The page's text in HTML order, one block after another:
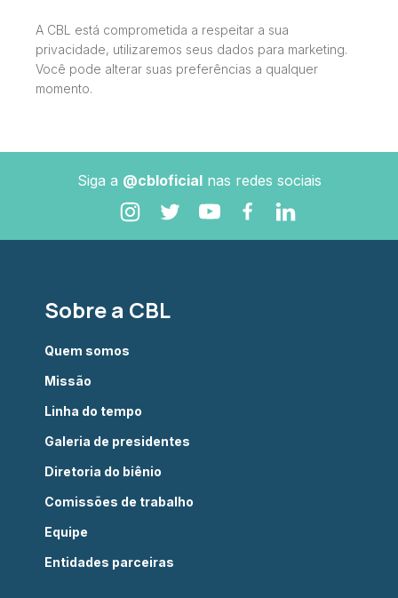
A CBL está comprometida a respeitar a sua
privacidade, utilizaremos seus dados para marketing.
Você pode alterar suas preferências a qualquer
momento.
Siga a @cbloficialnas redes sociais
Sobre a CBL
Quem somos
Missão
Linha do tempo
Galeria de presidentes
Diretoria do biênio
Comissões de trabalho
Equipe
Entidades parceiras